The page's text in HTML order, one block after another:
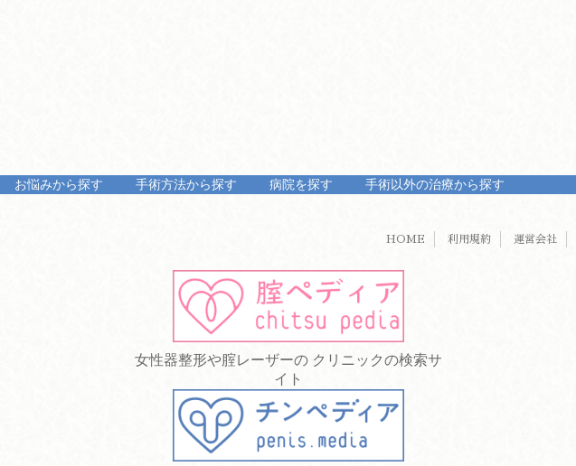
お悩みから探す 手術方法から探す 病院を探す 手術以外の治療から探す
HOME 利用規約 運営会社
女性器整形や腟レーザーの クリニックの検索サ
イト